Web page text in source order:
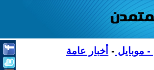
- موبايل - أخبار عامة